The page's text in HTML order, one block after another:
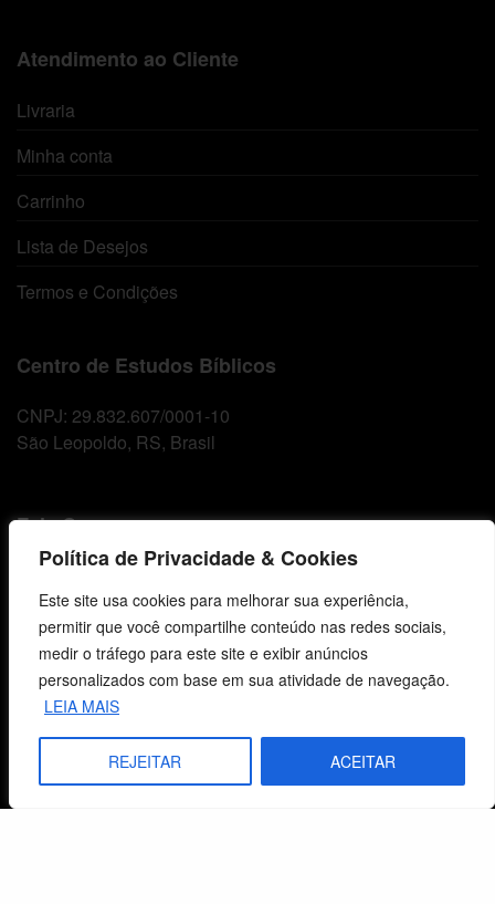
Política de Privacidade & Cookies
Este site usa cookies para melhorar sua experiência,
permitir que você compartilhe conteúdo nas redes sociais,
medir o tráfego para este site e exibir anúncios
personalizados com base em sua atividade de navegação.
LEIA MAIS
REJEITAR ACEITAR
Atendimento ao Cliente
Livraria
Minha conta
Carrinho
Lista de Desejos
Termos e Condições
Centro de Estudos Bíblicos
CNPJ: 29.832.607/0001-10
São Leopoldo, RS, Brasil
Fale Conosco
vendas@cebi.org.br
comunicacao@cebi.org.br
WhatsApp / Vendas
+55 (51) 99734-4518
WhatsApp / Comunicação
+55 (51) 99799-3041